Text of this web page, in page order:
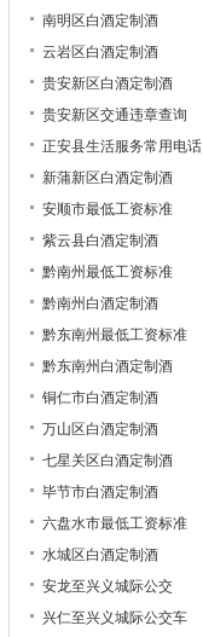
茅台镇白酒加盟
南明区白酒定制酒
云岩区白酒定制酒
贵安新区白酒定制酒
贵安新区交通违章查询
正安县生活服务常用电话
新蒲新区白酒定制酒
安顺市最低工资标准
紫云县白酒定制酒
黔南州最低工资标准
黔南州白酒定制酒
黔东南州最低工资标准
黔东南州白酒定制酒
铜仁市白酒定制酒
万山区白酒定制酒
七星关区白酒定制酒
毕节市白酒定制酒
六盘水市最低工资标准
水城区白酒定制酒
安龙至兴义城际公交
兴仁至兴义城际公交车